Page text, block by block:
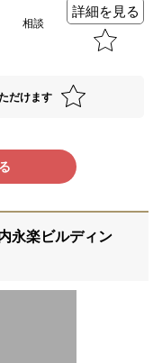
相談
詳細を見る
だけます
永楽ビルディン